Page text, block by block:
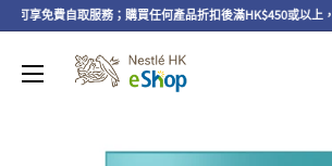
可享免費自取服務；購買任何產品折扣後滿HK$450或以上